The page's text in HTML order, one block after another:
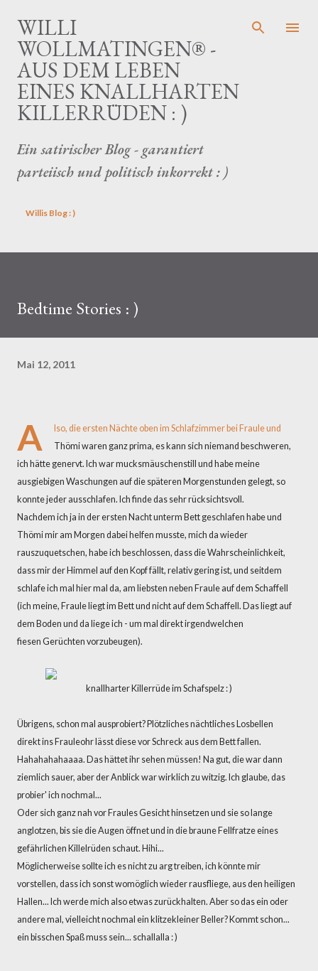
WILLI
WOLLMATINGEN® -
AUS DEM LEBEN
EINES KNALLHARTEN
KILLERRÜDEN : )
Ein satirischer Blog - garantiert
parteiisch und politisch inkorrekt : )
Willis Blog : )
Bedtime Stories : )
Mai 12, 2011
A lso, die ersten Nächte oben im Schlafzimmerbei Fraule und
Thömi waren ganz prima, es kann sich niemand beschweren,
ich hätte genervt. Ich war mucksmäuschenstill und habe meine
ausgiebigen Waschungen auf die späteren Morgenstunden gelegt, so
konnte jeder ausschlafen. Ich finde das sehr rücksichtsvoll.
Nachdem ich ja in der ersten Nacht unterm Bett geschlafen habe und
Thömi mir am Morgen dabei helfen musste, mich da wieder
rauszuquetschen, habe ich beschlossen, dass die Wahrscheinlichkeit,
dass mir der Himmel auf den Kopf fällt, relativ gering ist, und seitdem
schlafe ich mal hier mal da, am liebsten neben Fraule auf dem Schaffell
(ich meine, Fraule liegt im Bett und nicht auf dem Schaffell. Das liegt auf
dem Boden und da liege ich - um mal direkt irgendwelchen
fiesen Gerüchten vorzubeugen).
knallharter Killerrüde im Schafspelz : )
Übrigens, schon mal ausprobiert? Plötzliches nächtliches Losbellen
direkt ins Frauleohr lässt diese vor Schreck aus dem Bett fallen.
Hahahahahaaaa. Das hättet ihr sehen müssen! Na gut, die war dann
ziemlich sauer, aber der Anblick war wirklich zu witzig. Ich glaube, das
probier' ich nochmal...
Oder sich ganz nah vor Fraules Gesicht hinsetzen und sie so lange
anglotzen, bis sie die Augen öffnet und in die braune Fellfratze eines
gefährlichen Killelrüden schaut. Hihi...
Möglicherweise sollte ich es nicht zu arg treiben, ich könnte mir
vorstellen, dass ich sonst womöglich wieder rausfliege, aus den heiligen
Hallen... Ich werde mich also etwas zurückhalten. Aber so das ein oder
andere mal, vielleicht nochmal ein klitzekleiner Beller? Kommt schon...
ein bisschen Spaß muss sein... schallalla : )